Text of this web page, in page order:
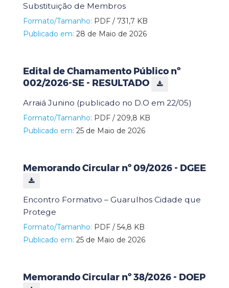
Substituição de Membros
Formato/Tamanho: PDF / 731,7 KB
Publicado em: 28 de Maio de 2026
Edital de Chamamento Público nº
002/2026-SE - RESULTADO
Arraiá Junino (publicado no D.O em 22/05)
Formato/Tamanho: PDF / 209,8 KB
Publicado em: 25 de Maio de 2026
Memorando Circular nº 09/2026 - DGEE
Encontro Formativo – Guarulhos Cidade que
Protege
Formato/Tamanho: PDF / 54,8 KB
Publicado em: 25 de Maio de 2026
Memorando Circular nº 38/2026 - DOEP